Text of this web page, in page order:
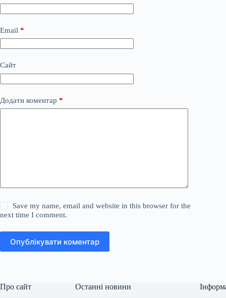
Email *
Сайт
Додати коментар *
Save my name, email and website in this browser for the
next time I comment.
Опублікувати коментар
Про сайт Останні новини